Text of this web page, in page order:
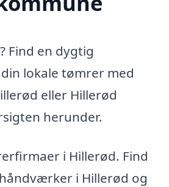
Find en dygtig
lokale tømrer med
eller Hillerød
herunder.
i Hillerød. Find
i Hillerød og